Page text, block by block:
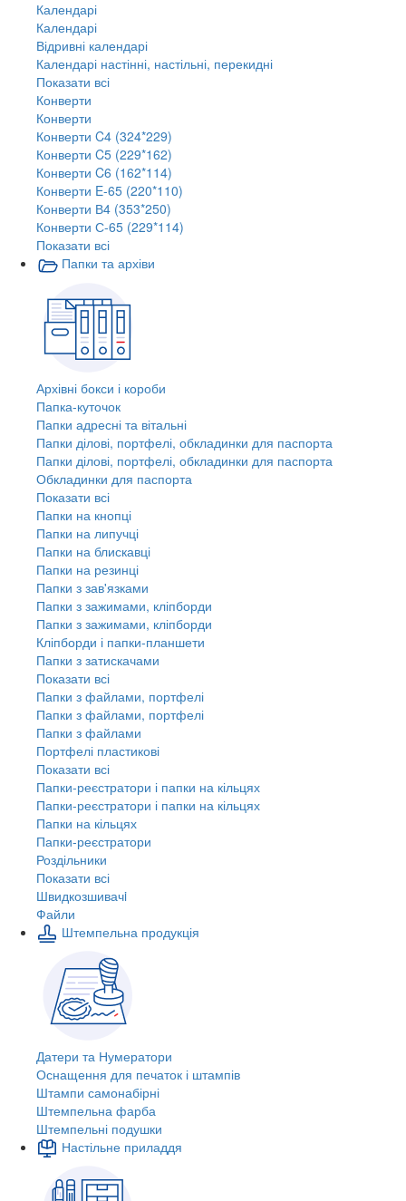
Календарі
Календарі
Відривні календарі
Календарі настінні, настільні, перекидні
Показати всі
Конверти
Конверти
Конверти C4 (324*229)
Конверти C5 (229*162)
Конверти C6 (162*114)
Конверти E-65 (220*110)
Конверти В4 (353*250)
Конверти С-65 (229*114)
Показати всі
Папки та архіви
Архівні бокси і короби
Папка-куточок
Папки адресні та вітальні
Папки ділові, портфелі, обкладинки для паспорта
Папки ділові, портфелі, обкладинки для паспорта
Обкладинки для паспорта
Показати всі
Папки на кнопці
Папки на липучці
Папки на блискавці
Папки на резинці
Папки з зав'язками
Папки з зажимами, кліпборди
Папки з зажимами, кліпборди
Кліпборди і папки-планшети
Папки з затискачами
Показати всі
Папки з файлами, портфелі
Папки з файлами, портфелі
Папки з файлами
Портфелі пластикові
Показати всі
Папки-реєстратори і папки на кільцях
Папки-реєстратори і папки на кільцях
Папки на кільцях
Папки-реєстратори
Роздільники
Показати всі
Швидкозшивачi
Файли
Штемпельна продукція
Датери та Нумератори
Оснащення для печаток і штампів
Штампи самонабірні
Штемпельна фарба
Штемпельні подушки
Настільне приладдя